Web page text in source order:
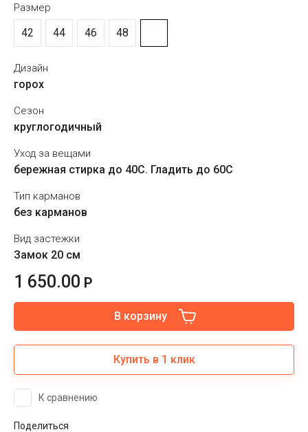
Размер
42 44 46 48
Дизайн
горох
Сезон
круглогодичный
Уход за вещами
бережная стирка до 40С. Гладить до 60С
Тип карманов
без карманов
Вид застежки
Замок 20 см
1 650.00 Р
В корзину
Купить в 1 клик
К сравнению
Поделиться